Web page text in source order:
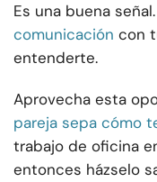
Es una buena
comunicación con
entenderte.
Aprovecha esta
pareja sepa cómo
trabajo de oficina
entonces házselo